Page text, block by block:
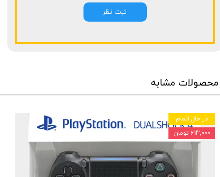
ثبت نظر
محصولات مشابه
در حال اتمام
۶۱۳,۰۰۰ تومان